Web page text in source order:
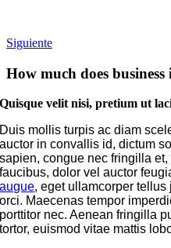
Siguiente
How much does business
Quisque velit nisi, pretium ut
Duis mollis turpis ac diam
auctor in convallis id, dictum
sapien, congue nec fringilla
faucibus, dolor vel auctor
augue, eget ullamcorper
orci. Maecenas tempor
porttitor nec. Aenean fringilla
tortor, euismod vitae mattis